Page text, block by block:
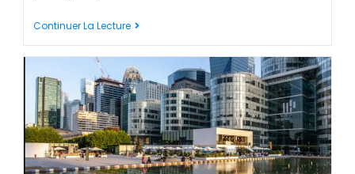
Continuer La Lecture